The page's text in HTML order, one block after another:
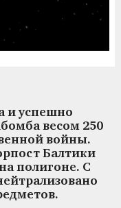
и успешно
весом 250
войны.
Балтики
полигоне. С